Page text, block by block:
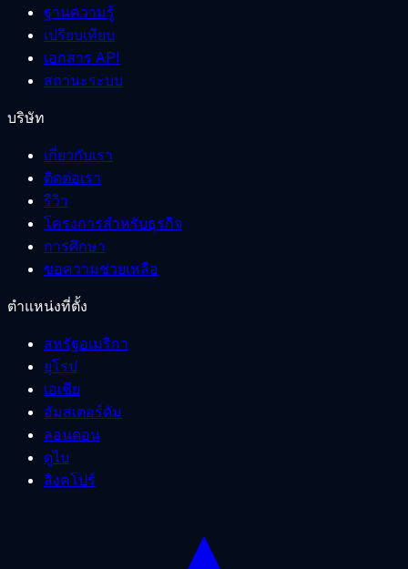
ฐานความรู้
เปรียบเทียบ
เอกสาร API
สถานะระบบ
บริษัท
เกี่ยวกับเรา
ติดต่อเรา
รีวิว
โครงการสำหรับธุรกิจ
การศึกษา
ขอความช่วยเหลือ
ตำแหน่งที่ตั้ง
สหรัฐอเมริกา
ยุโรป
เอเชีย
อัมสเตอร์ดัม
ลอนดอน
ดูไบ
สิงคโปร์